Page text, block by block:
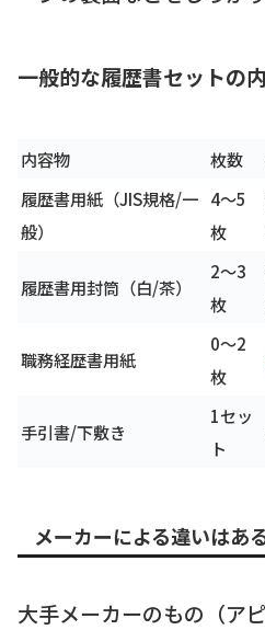
一般的な履歴書セットの
内容物 枚数
履歴書用紙（JIS規格/一
般）
4〜5
枚
履歴書用封筒（白/茶）
2〜3
枚
職務経歴書用紙
0〜2
枚
手引書/下敷き
1セッ
ト
メーカーによる違いはあ
大手メーカーのもの（ア